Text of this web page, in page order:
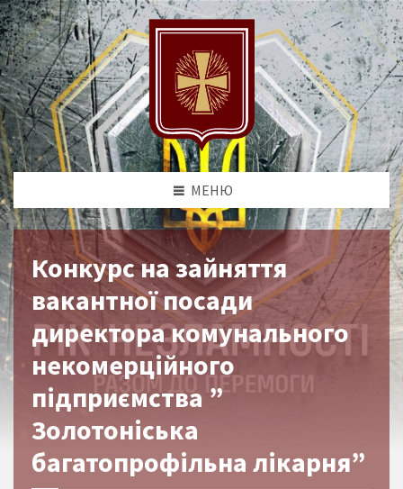
МЕНЮ
Конкурс на зайняття
вакантної посади
директора комунального
некомерційного
підприємства ”
Золотоніська
багатопрофільна лікарня”